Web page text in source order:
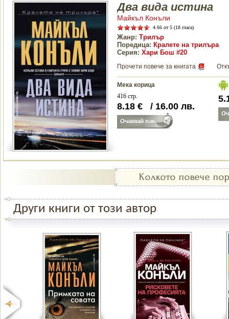
Два вида истина
Майкъл Конъли
4.66 от 5 (18 гласа)
Жанр: Трилър
Поредица: Кралете на трилъра
Серия: Хари Бош #20
Прочети повече за книгата
Мека корица
416 стр.
8.18 € / 16.00 лв.
Други книги от този автор